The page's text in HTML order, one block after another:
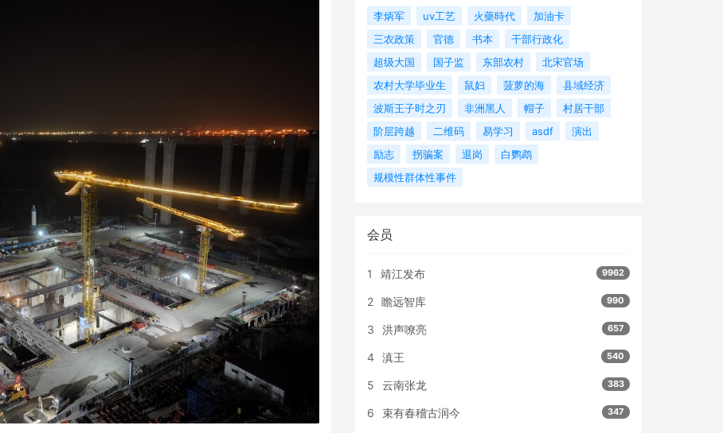
李炳军 uv工艺 火藥時代
加油卡
三农政策
官德 书本
干部行政化
超级大国
国子监 东部农村
北宋官场
农村大学毕业生
鼠妇 菠萝的海
县域经济
波斯王子时之刃
非洲黑人 帽子
村居干部
阶层跨越
二维码 易学习 asdf
演出
励志
拐骗案 退岗
白鹦鹉
规模性群体性事件
会员
1 靖江发布 9962
2 瞻远智库 990
3 洪声嘹亮 657
4 滇王 540
5 云南张龙 383
6 束有春稽古润今 347